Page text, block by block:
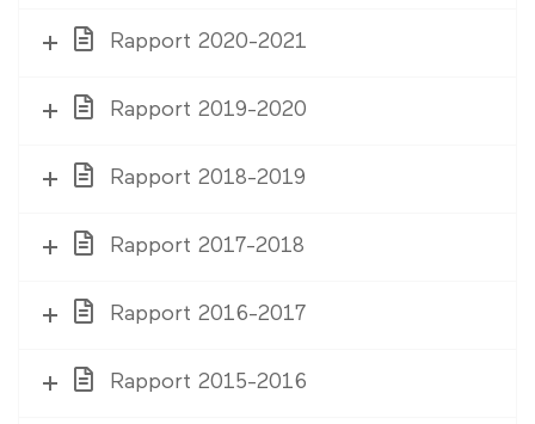
Rapport 2020-2021
Rapport 2019-2020
Rapport 2018-2019
Rapport 2017-2018
Rapport 2016-2017
Rapport 2015-2016